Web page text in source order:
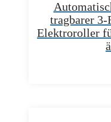
tragbarer
Elektroroller